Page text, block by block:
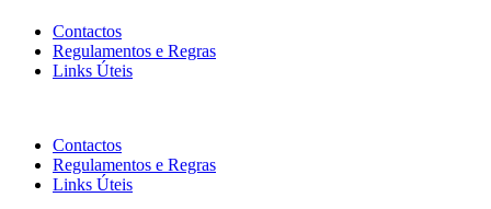
Contactos
Regulamentos e Regras
Links Úteis
Contactos
Regulamentos e Regras
Links Úteis